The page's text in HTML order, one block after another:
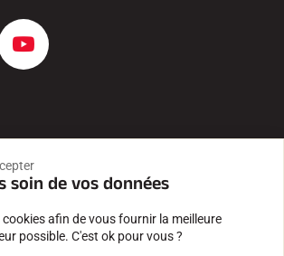
soin de vos données
afin de vous fournir la meilleure
possible. C'est ok pour vous ?